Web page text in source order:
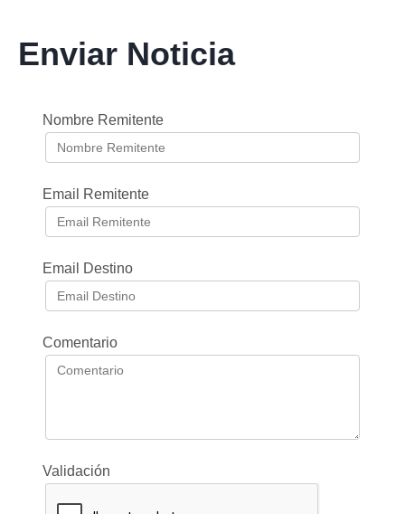
Enviar Noticia
Nombre Remitente
Email Remitente
Email Destino
Comentario
Validación